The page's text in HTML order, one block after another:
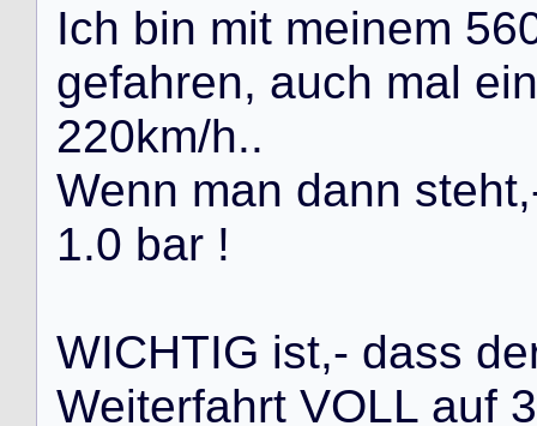
Ich bin mit meinem 56
gefahren, auch mal ein
220km/h..
Wenn man dann steht,
1.0 bar !
WICHTIG ist,- dass de
Weiterfahrt VOLL auf 3